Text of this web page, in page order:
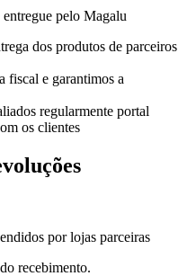
pelo Magalu
dos produtos de parceiros
fiscal e garantimos a
regularmente portal
os clientes
por lojas parceiras
recebimento.